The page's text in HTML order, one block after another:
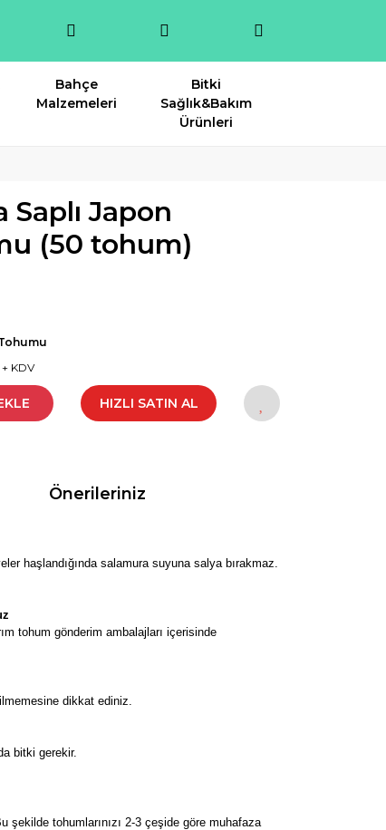
Bahçe
Malzemeleri
Bitki
Sağlık&Bakım
Ürünleri
Saplı Japon
(50 tohum)
KDV
HIZLI SATIN AL
Önerileriniz
haşlandığında salamura suyuna salya bırakmaz.
tohum gönderim ambalajları içerisinde
dikkat ediniz.
bitki gerekir.
şekilde tohumlarınızı 2-3 çeşide göre muhafaza